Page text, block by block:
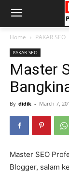
Home PAKAR SEO
PAKAR SEO
Master
By didik - March 7,
Master SEO
Blogger, salam